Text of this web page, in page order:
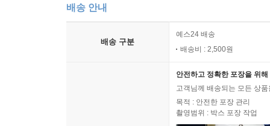
배송 안내
배송 구분
예스24 배송
배송비 : 2,500원
안전하고 정확한 포장을 위
고객님께 배송되는 모든 상
목적 : 안전한 포장 관리
촬영범위 : 박스 포장 작업